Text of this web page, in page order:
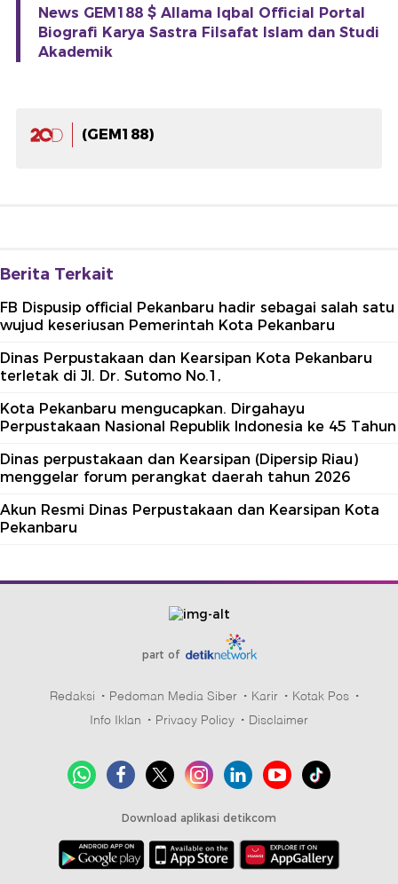
News GEM188 $ Allama Iqbal Official Portal
Biografi Karya Sastra Filsafat Islam dan Studi
Akademik
(GEM188)
Berita Terkait
FB Dispusip official Pekanbaru hadir sebagai salah satu
wujud keseriusan Pemerintah Kota Pekanbaru
Dinas Perpustakaan dan Kearsipan Kota Pekanbaru
terletak di Jl. Dr. Sutomo No.1,
Kota Pekanbaru mengucapkan. Dirgahayu
Perpustakaan Nasional Republik Indonesia ke 45 Tahun
Dinas perpustakaan dan Kearsipan (Dipersip Riau)
menggelar forum perangkat daerah tahun 2026
Akun Resmi Dinas Perpustakaan dan Kearsipan Kota
Pekanbaru
part of
Redaksi Pedoman Media Siber Karir
Kotak Pos
Info Iklan
Privacy Policy Disclaimer
Download aplikasi detikcom